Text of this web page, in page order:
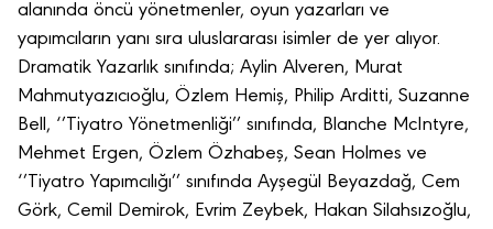
alanında öncü yönetmenler, oyun yazarları ve
yapımcıların yanı sıra uluslararası isimler de yer alıyor.
Dramatik Yazarlık sınıfında; Aylin Alveren, Murat
Mahmutyazıcıoğlu, Özlem Hemiş, Philip Arditti, Suzanne
Bell, ‘’Tiyatro Yönetmenliği’’ sınıfında, Blanche McIntyre,
Mehmet Ergen, Özlem Özhabeş, Sean Holmes ve
‘’Tiyatro Yapımcılığı’’ sınıfında Ayşegül Beyazdağ, Cem
Görk, Cemil Demirok, Evrim Zeybek, Hakan Silahsızoğlu,